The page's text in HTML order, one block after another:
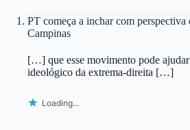
PT começa a inchar com
Campinas
[…] que esse movimento pode ajudar
ideológico da extrema-direita […]
Loading...